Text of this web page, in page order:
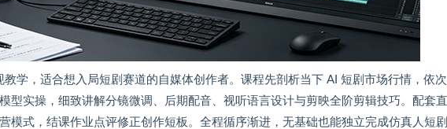
学，适合想入局短剧赛道的自媒体创作者。课程先剖析当下 AI 短剧市场行情，依次
型实操，细致讲解分镜微调、后期配音、视听语言设计与剪映全阶剪辑技巧。配套直
模式，结课作业点评修正创作短板。全程循序渐进，无基础也能独立完成仿真人短剧